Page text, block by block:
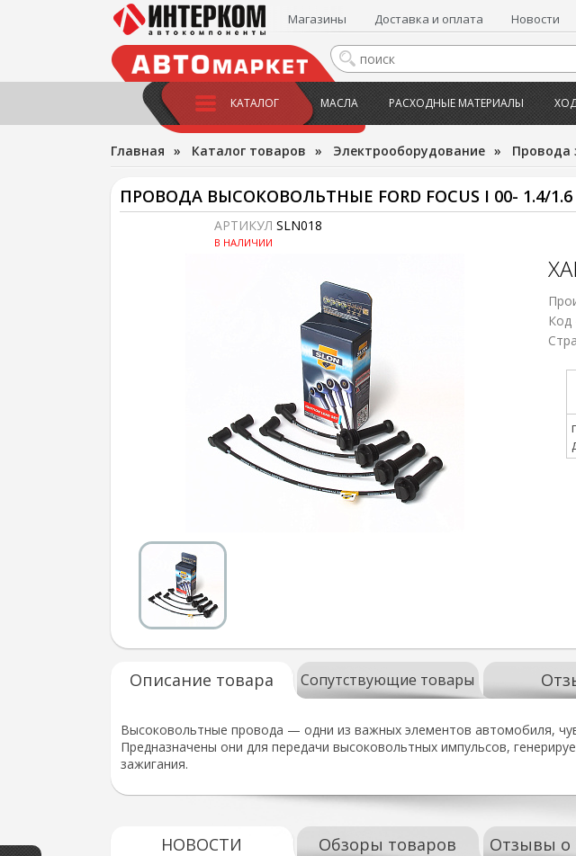
Магазины Доставка и оплата Новости
КАТАЛОГ МАСЛА РАСХОДНЫЕ МАТЕРИАЛЫ
Главная » Каталог товаров » Электрооборудование » Провода
ПРОВОДА ВЫСОКОВОЛЬТНЫЕ FORD FOCUS I 00- 1.4/1.6
АРТИКУЛ SLN018
В НАЛИЧИИ
Код
Описание товара Сопутствующие товары
Высоковольтные провода — одни из важных элементов автомобиля,
Предназначены они для передачи высоковольтных импульсов,
зажигания.
НОВОСТИ Обзоры товаров Отзывы о